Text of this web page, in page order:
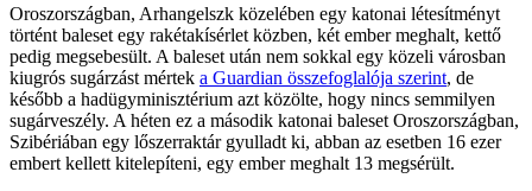
Oroszországban, Arhangelszk közelében egy katonai létesítményt
történt baleset egy rakétakísérlet közben, két ember meghalt, kettő
pedig megsebesült. A baleset után nem sokkal egy közeli városban
kiugrós sugárzást mértek a Guardian összefoglalója szerint, de
később a hadügyminisztérium azt közölte, hogy nincs semmilyen
sugárveszély. A héten ez a második katonai baleset Oroszországban,
Szibériában egy lőszerraktár gyulladt ki, abban az esetben 16 ezer
embert kellett kitelepíteni, egy ember meghalt 13 megsérült.